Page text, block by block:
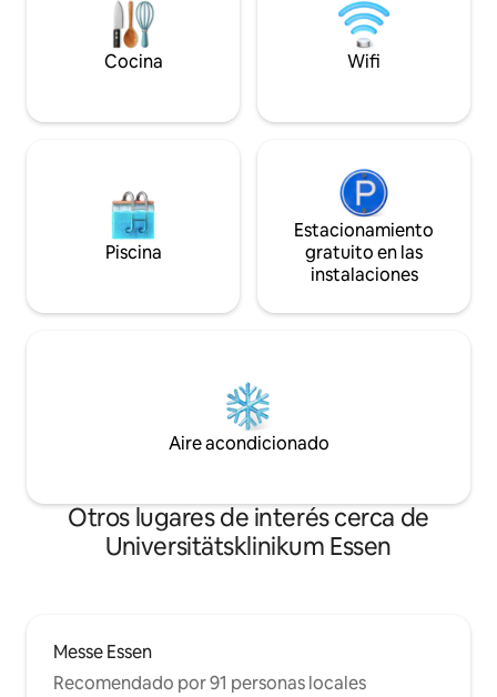
amantes de la
bosque. A 8
Transporte
autobús/145, 14
Cocina Wifi
Piscina
Estacionamiento
gratuito en las
instalaciones
Aire acondicionado
Otros lugares de interés cerca de
Universitätsklinikum Essen
Messe Essen
Recomendado por 91 personas locales